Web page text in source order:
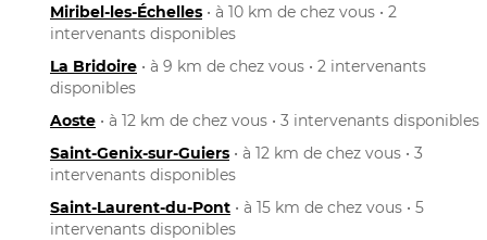
Miribel-les-Échelles • à 10 km de chez vous • 2
intervenants disponibles
La Bridoire • à 9 km de chez vous • 2 intervenants
disponibles
Aoste • à 12 km de chez vous • 3 intervenants disponibles
Saint-Genix-sur-Guiers • à 12 km de chez vous • 3
intervenants disponibles
Saint-Laurent-du-Pont • à 15 km de chez vous • 5
intervenants disponibles